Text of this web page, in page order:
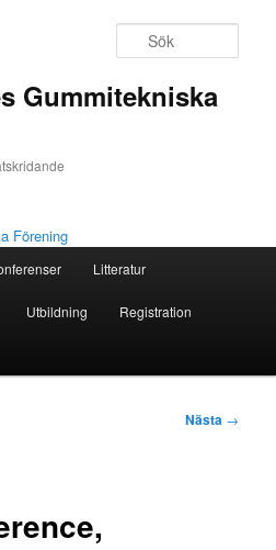
Gummitekniska
Litteratur
Utbildning Registration
Nästa →